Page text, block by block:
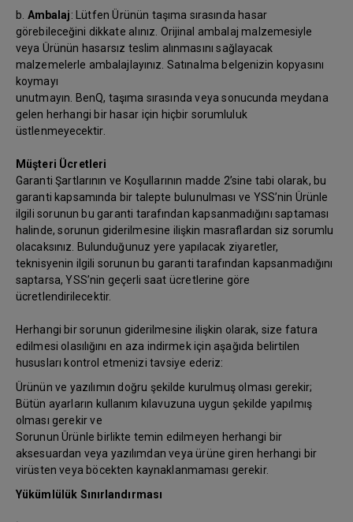
b. Ambalaj: Lütfen Ürünün taşıma sırasında hasar
görebileceğini dikkate alınız. Orijinal ambalaj malzemesiyle
veya Ürünün hasarsız teslim alınmasını sağlayacak
malzemelerle ambalajlayınız. Satınalma belgenizin kopyasını
koymayı
unutmayın. BenQ, taşıma sırasında veya sonucunda meydana
gelen herhangi bir hasar için hiçbir sorumluluk
üstlenmeyecektir.
Müşteri Ücretleri
Garanti Şartlarının ve Koşullarının madde 2’sine tabi olarak, bu
garanti kapsamında bir talepte bulunulması ve YSS’nin Ürünle
ilgili sorunun bu garanti tarafından kapsanmadığını saptaması
halinde, sorunun giderilmesine ilişkin masraflardan siz sorumlu
olacaksınız. Bulunduğunuz yere yapılacak ziyaretler,
teknisyenin ilgili sorunun bu garanti tarafından kapsanmadığını
saptarsa, YSS’nin geçerli saat ücretlerine göre
ücretlendirilecektir.
Herhangi bir sorunun giderilmesine ilişkin olarak, size fatura
edilmesi olasılığını en aza indirmek için aşağıda belirtilen
hususları kontrol etmenizi tavsiye ederiz:
Ürünün ve yazılımın doğru şekilde kurulmuş olması gerekir;
Bütün ayarların kullanım kılavuzuna uygun şekilde yapılmış
olması gerekir ve
Sorunun Ürünle birlikte temin edilmeyen herhangi bir
aksesuardan veya yazılımdan veya ürüne giren herhangi bir
virüsten veya böcekten kaynaklanmaması gerekir.
Yükümlülük Sınırlandırması